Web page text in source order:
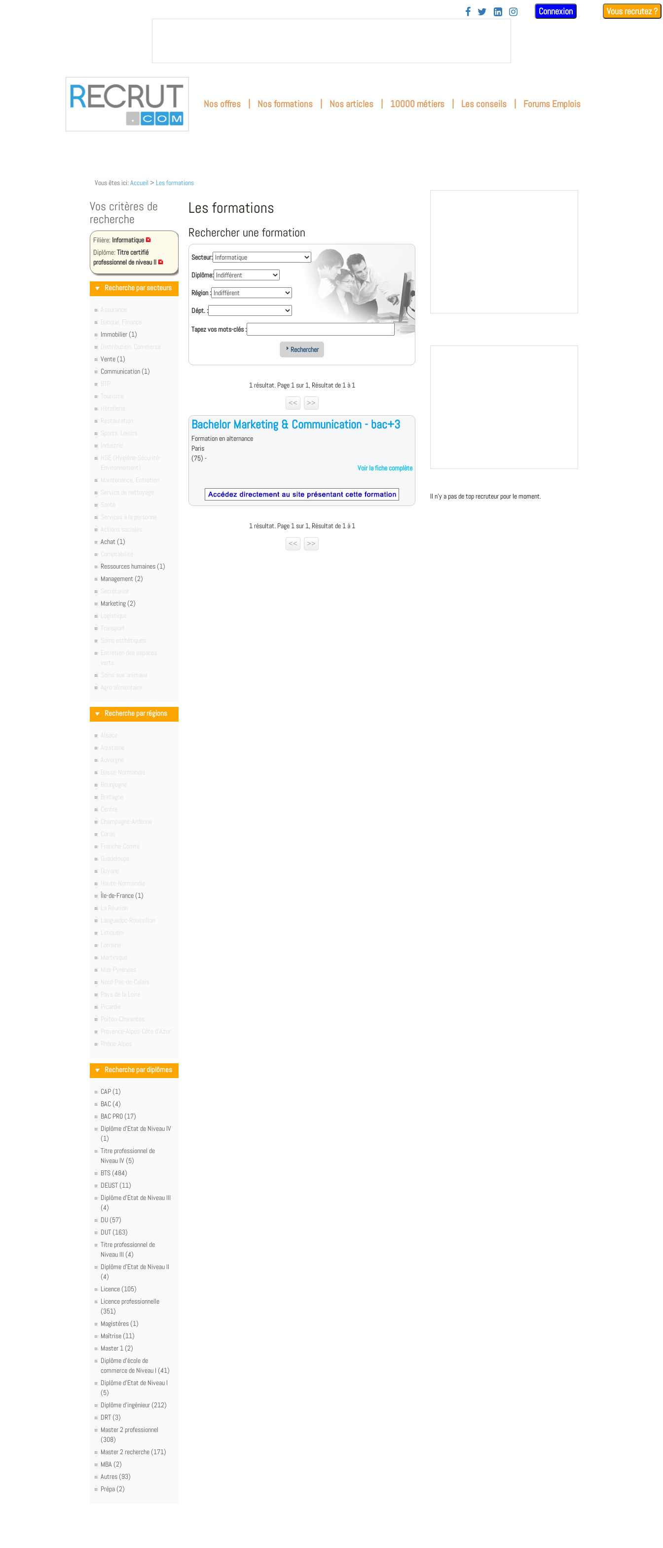
    Connexion Vous recrutez ?
Nos offres | Nos formations | Nos articles | 10000 métiers | Les conseils | Forums Emplois
Vous êtes ici: Accueil > Les formations
Vos critères de
recherche
Filière: Informatique
Diplôme: Titre certifié
professionnel de niveau II
Recherche par secteurs
Assurance
Banque, Finance
Immobilier (1)
Distribution, Commerce
Vente (1)
Communication (1)
BTP
Tourisme
Hôtellerie
Restauration
Sports, Loisirs
Industrie
HSE (Hygiène-Sécurité-
Environnement)
Maintenance, Entretien
Service de nettoyage
Santé
Services à la personne
Actions sociales
Achat (1)
Comptabilité
Ressources humaines (1)
Management (2)
Secrétariat
Marketing (2)
Logistique
Transport
Soins esthétiques
Entretien des espaces
verts
Soins aux animaux
Agro alimentaire
Recherche par régions
Alsace
Aquitaine
Auvergne
Basse-Normandie
Bourgogne
Bretagne
Centre
Champagne-Ardenne
Corse
Franche-Comté
Guadeloupe
Guyane
Haute-Normandie
Île-de-France (1)
La Réunion
Languedoc-Roussillon
Limousin
Lorraine
Martinique
Midi-Pyrénées
Nord-Pas-de-Calais
Pays de la Loire
Picardie
Poitou-Charentes
Provence-Alpes-Côte d'Azur
Rhône-Alpes
Recherche par diplômes
CAP (1)
BAC (4)
BAC PRO (17)
Diplôme d'Etat de Niveau IV
(1)
Titre professionnel de
Niveau IV (5)
BTS (484)
DEUST (11)
Diplôme d'Etat de Niveau III
(4)
DU (57)
DUT (163)
Titre professionnel de
Niveau III (4)
Diplôme d'Etat de Niveau II
(4)
Licence (105)
Licence professionnelle
(351)
Magistères (1)
Maîtrise (11)
Master 1 (2)
Diplôme d'école de
commerce de Niveau I (41)
Diplôme d'Etat de Niveau I
(5)
Diplôme d'ingénieur (212)
DRT (3)
Master 2 professionnel
(308)
Master 2 recherche (171)
MBA (2)
Autres (93)
Prépa (2)
Les formations
Rechercher une formation
Secteur:
Diplôme:
Région :
Dépt. :
Tapez vos mots-clés :
Rechercher
1 résultat. Page 1 sur 1, Résultat de 1 à 1
<<
>>
Bachelor Marketing & Communication - bac+3
Formation en alternance
Paris
(75) -
Voir la fiche complète
1 résultat. Page 1 sur 1, Résultat de 1 à 1
<<
>>
Il n'y a pas de top recruteur pour le moment.